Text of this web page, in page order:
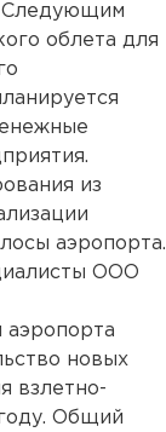
Следующим
облета для
из
аэропорта.
ООО
новых
взлетно-
Общий